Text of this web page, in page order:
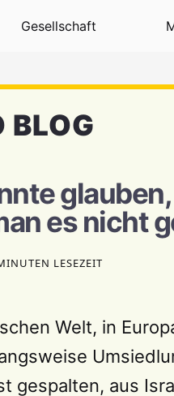
Gesellschaft
BLOG
es nicht
LESEZEIT
Welt, in
gespalten, aus